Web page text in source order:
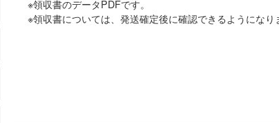
※領収書のデータPDFです。
※領収書については、発送確定後に確認できるようになり